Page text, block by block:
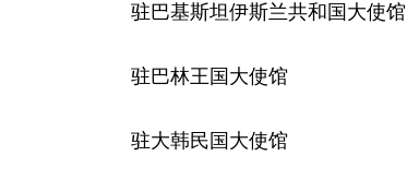
驻巴基斯坦伊斯兰共和国大使馆
驻巴林王国大使馆
驻大韩民国大使馆